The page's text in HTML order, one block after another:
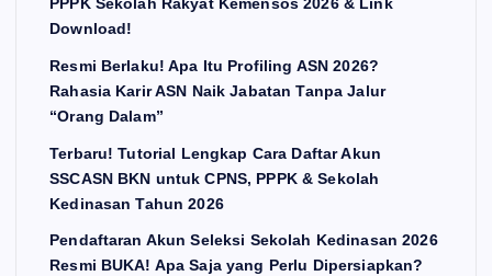
PPPK Sekolah Rakyat Kemensos 2026 & Link
Download!
Resmi Berlaku! Apa Itu Profiling ASN 2026?
Rahasia Karir ASN Naik Jabatan Tanpa Jalur
“Orang Dalam”
Terbaru! Tutorial Lengkap Cara Daftar Akun
SSCASN BKN untuk CPNS, PPPK & Sekolah
Kedinasan Tahun 2026
Pendaftaran Akun Seleksi Sekolah Kedinasan 2026
Resmi BUKA! Apa Saja yang Perlu Dipersiapkan?